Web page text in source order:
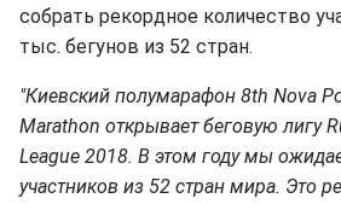
собрать рекордное количество
тыс. бегунов из 52 стран.
"Киевский полумарафон 8th Nova
Marathon открывает беговую лигу
League 2018. В этом году мы
участников из 52 стран мира. Это